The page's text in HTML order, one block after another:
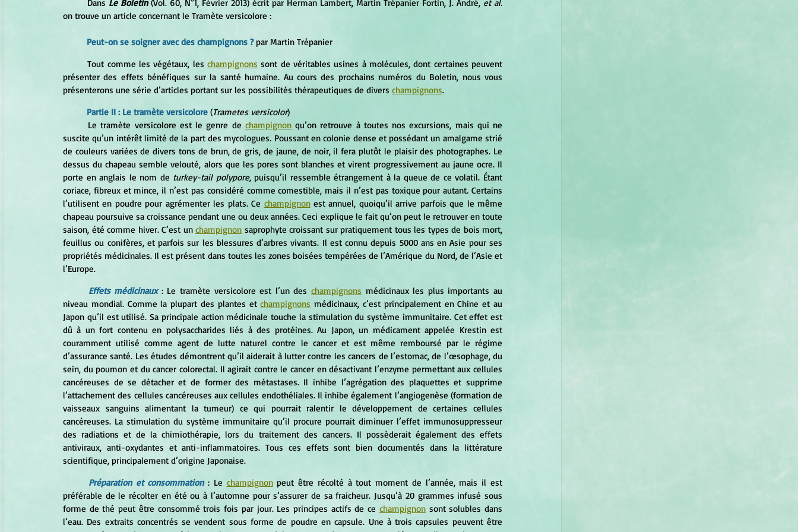
	Dans
Le Boletin (Vol. 60, N°1, Février 2013) écrit par Herman Lambert, Martin Trépanier Fortin, J. André, et al.
on trouve un article concernant le Tramète versicolore :
Peut-on se soigner avec des champignons ? par Martin Trépanier
	Tout comme les végétaux, les
champignons sont de véritables usines à molécules, dont certaines peuvent
présenter des effets bénéfiques sur la santé humaine. Au cours des prochains numéros du Boletin, nous vous
présenterons une série d’articles portant sur les possibilités thérapeutiques de divers champignons.
Partie II : Le tramète versicolore (Trametes versicolor)
	Le tramète versicolore est le genre de
champignon qu’on retrouve à toutes nos excursions, mais qui ne
suscite qu’un intérêt limité de la part des mycologues. Poussant en colonie dense et possédant un amalgame strié
de couleurs variées de divers tons de brun, de gris, de jaune, de noir, il fera plutôt le plaisir des photographes. Le
dessus du chapeau semble velouté, alors que les pores sont blanches et virent progressivement au jaune ocre. Il
porte en anglais le nom de turkey-tail polypore, puisqu’il ressemble étrangement à la queue de ce volatil. Étant
coriace, fibreux et mince, il n’est pas considéré comme comestible, mais il n’est pas toxique pour autant. Certains
l’utilisent en poudre pour agrémenter les plats. Ce champignon est annuel, quoiqu’il arrive parfois que le même
chapeau poursuive sa croissance pendant une ou deux années. Ceci explique le fait qu’on peut le retrouver en toute
saison, été comme hiver. C’est un champignon saprophyte croissant sur pratiquement tous les types de bois mort,
feuillus ou conifères, et parfois sur les blessures d’arbres vivants. Il est connu depuis 5000 ans en Asie pour ses
propriétés médicinales. Il est présent dans toutes les zones boisées tempérées de l’Amérique du Nord, de l’Asie et
l’Europe.
Effets médicinaux : Le tramète versicolore est l’un des champignons médicinaux les plus importants au
niveau mondial. Comme la plupart des plantes et champignons médicinaux, c’est principalement en Chine et au
Japon qu’il est utilisé. Sa principale action médicinale touche la stimulation du système immunitaire. Cet effet est
dû à un fort contenu en polysaccharides liés à des protéines. Au Japon, un médicament appelée Krestin est
couramment utilisé comme agent de lutte naturel contre le cancer et est même remboursé par le régime
d’assurance santé. Les études démontrent qu’il aiderait à lutter contre les cancers de l’estomac, de l’œsophage, du
sein, du poumon et du cancer colorectal. Il agirait contre le cancer en désactivant l’enzyme permettant aux cellules
cancéreuses de se détacher et de former des métastases. Il inhibe l’agrégation des plaquettes et supprime
l’attachement des cellules cancéreuses aux cellules endothéliales. Il inhibe également l’angiogenèse (formation de
vaisseaux sanguins alimentant la tumeur) ce qui pourrait ralentir le développement de certaines cellules
cancéreuses. La stimulation du système immunitaire qu’il procure pourrait diminuer l’effet immunosuppresseur
des radiations et de la chimiothérapie, lors du traitement des cancers. Il possèderait également des effets
antiviraux, anti-oxydantes et anti-inflammatoires. Tous ces effets sont bien documentés dans la littérature
scientifique, principalement d’origine Japonaise.
Préparation et consommation : Le champignon peut être récolté à tout moment de l’année, mais il est
préférable de le récolter en été ou à l’automne pour s’assurer de sa fraicheur. Jusqu’à 20 grammes infusé sous
forme de thé peut être consommé trois fois par jour. Les principes actifs de ce champignon sont solubles dans
l’eau. Des extraits concentrés se vendent sous forme de poudre en capsule. Une à trois capsules peuvent être